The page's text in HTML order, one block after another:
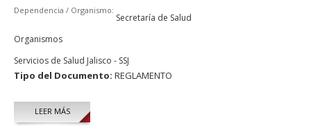
Dependencia / Organismo:
Secretaría de Salud
Organismos
Servicios de Salud Jalisco - SSJ
Tipo del Documento: REGLAMENTO
LEER MÁS